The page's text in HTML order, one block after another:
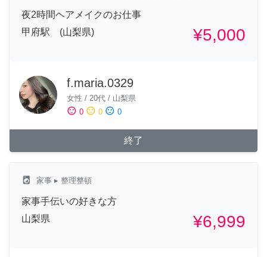
夜2時間ヘアメイクのお仕事
甲府駅 (山梨県)
¥5,000
f.maria.0329
女性 / 20代 / 山梨県
sentiment_satisfied 0 sentiment_neutral 0 sentiment_dissatisfied 0
終了
local_laundry_service 家事 ▸ 整理整頓
家事手伝いの好きな方
山梨県
¥6,999